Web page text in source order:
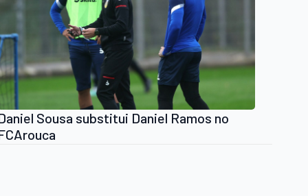
Sousa substitui Daniel Ramos no